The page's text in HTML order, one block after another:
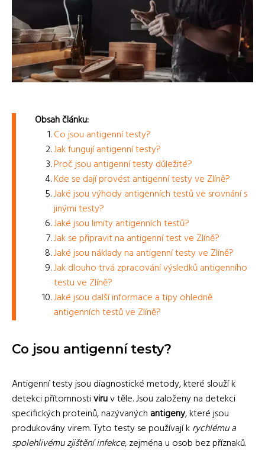
Obsah článku:
Co jsou antigenní testy?
Jak fungují antigenní testy?
Proč jsou antigenní testy důležité?
Kde se dají provést antigenní testy ve Zlíně?
Jaké jsou výhody antigenních testů ve srovnání s
jinými testy?
Jaké jsou limity antigenních testů?
Jak se připravit na antigenní test ve Zlíně?
Jaké jsou náklady na antigenní testy ve Zlíně?
Jak dlouho trvá zpracování výsledků antigenního
testu ve Zlíně?
Jaké jsou další informace a tipy ohledně
antigenních testů ve Zlíně?
Co jsou antigenní testy?
Antigenní testy jsou diagnostické metody, které slouží k
detekci přítomnostiviruv těle. Jsou založeny na detekci
specifických proteinů, nazývaných antigeny, které jsou
produkovány virem. Tyto testy se používají krychlému a
spolehlivému zjištění infekce, zejména u osob bez příznaků.